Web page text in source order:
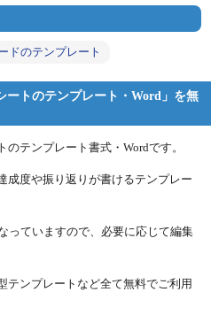
ドのテンプレート
ートのテンプレート・Word」を無
テンプレート書式・Wordです。
成度や振り返りが書けるテンプレー
っていますので、必要に応じて編集
テンプレートなど全て無料でご利用